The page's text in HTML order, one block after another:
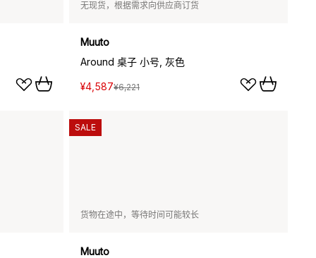
无现货，根据需求向供应商订货
Muuto
Around 桌子 小号, 灰色
¥4,587¥6,221
货物在途中，等待时间可能较长
Muuto
SALE